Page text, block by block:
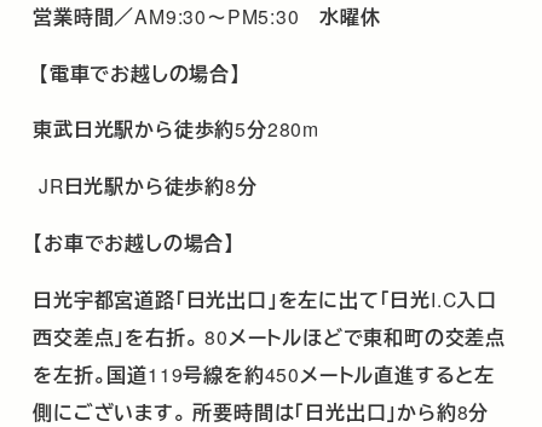
営業時間／AM9:30～PM5:30 水曜休
【電車でお越しの場合】
東武日光駅から徒歩約5分280m
JR日光駅から徒歩約8分
【お車でお越しの場合】
日光宇都宮道路「日光出口」を左に出て「日光I.C入口
西交差点」を右折。 80メートルほどで東和町の交差点
を左折。国道119号線を約450メートル直進すると左
側にございます。 所要時間は「日光出口」から約8分